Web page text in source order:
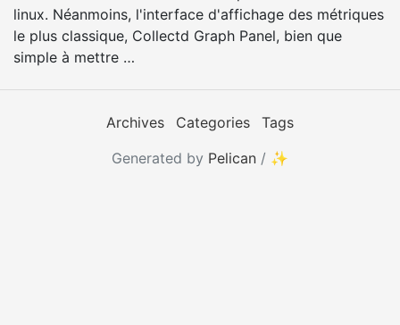
linux. Néanmoins, l'interface d'affichage des métriques
le plus classique, Collectd Graph Panel, bien que
simple à mettre …
Archives Categories
Tags
Generated by Pelican / ✨